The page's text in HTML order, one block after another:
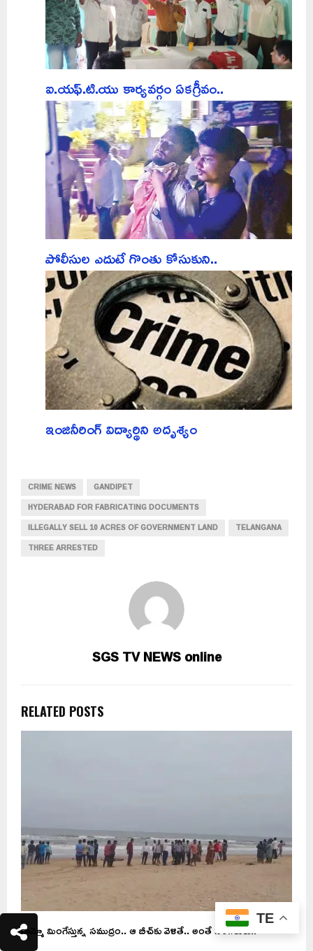
ఐ.యఫ్.టి.యు కార్యవర్గం ఏకగ్రీవం..
పోలీసుల ఎదుటే గొంతు కోసుకుని..
ఇంజినీరింగ్‌ విద్యార్థిని అదృశ్యం
CRIME NEWS
GANDIPET
HYDERABAD FOR FABRICATING DOCUMENTS
ILLEGALLY SELL 10 ACRES OF GOVERNMENT LAND
TELANGANA
THREE ARRESTED
SGS TV NEWS online
RELATED POSTS
వామ్మో మింగేస్తున్న సముద్రం.. ఆ బీచ్‌కు వెళితే.. అంతే సంగతులు..
TE